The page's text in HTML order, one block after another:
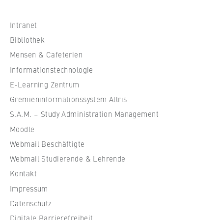
s
c
u
l
e
f
i
r
t
c
h
Intranet
Bibliothek
Mensen & Cafeterien
Informationstechnologie
E-Learning Zentrum
Gremieninformationssystem Allris
S.A.M. – Study Administration Management
Moodle
Webmail Beschäftigte
Webmail Studierende & Lehrende
Kontakt
Impressum
Datenschutz
Digitale Barrierefreiheit